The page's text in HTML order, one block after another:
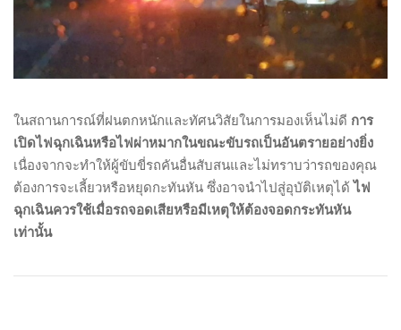
ในสถานการณ์ที่ฝนตกหนักและทัศนวิสัยในการมองเห็นไม่ดี การ
เปิดไฟฉุกเฉินหรือไฟผ่าหมากในขณะขับรถเป็นอันตรายอย่างยิ่ง
เนื่องจากจะทำให้ผู้ขับขี่รถคันอื่นสับสนและไม่ทราบว่ารถของคุณ
ต้องการจะเลี้ยวหรือหยุดกะทันหัน ซึ่งอาจนำไปสู่อุบัติเหตุได้ ไฟ
ฉุกเฉินควรใช้เมื่อรถจอดเสียหรือมีเหตุให้ต้องจอดกระทันหัน
เท่านั้น